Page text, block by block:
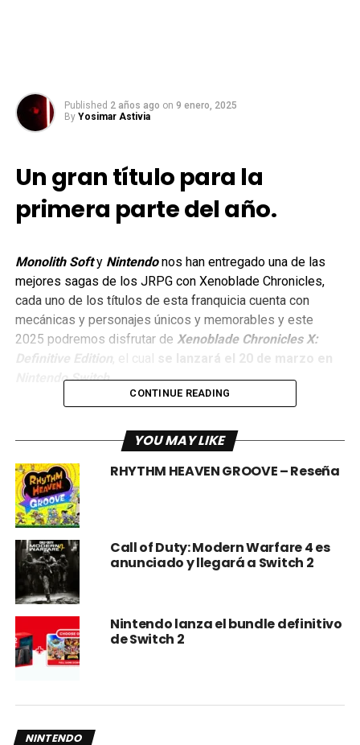
Published 2 años ago on 9 enero, 2025
By Yosimar Astivia
Un gran título para la
primera parte del año.
Monolith Softy Nintendonos han entregado una de las
mejores sagas de los JRPG con Xenoblade Chronicles,
cada uno de los títulos de esta franquicia cuenta con
mecánicas y personajes únicos y memorables y este
2025 podremos disfrutar de Xenoblade Chronicles X:
Definitive Edition, el cual se lanzará el 20 de marzo en
Nintendo Switch.
Originalmente Xenoblade Chronicles X fue lanzado en la
Nintendo Wii U por lo que casi nadie lo pudo disfrutar.
Así que sin duda resulta Nintendo le ha atinado al traernos
laDefinitive Edition con mejoras gráficas y algunos
añadidos/cambios a la historia
buscará conectar con la trilogía secuencial).
CONTINUE READING
YOU MAY LIKE
RHYTHM HEAVEN GROOVE – Reseña
Call of Duty: Modern Warfare 4 es
anunciado y llegará a Switch 2
Nintendo lanza el bundle definitivo
de Switch 2
NINTENDO